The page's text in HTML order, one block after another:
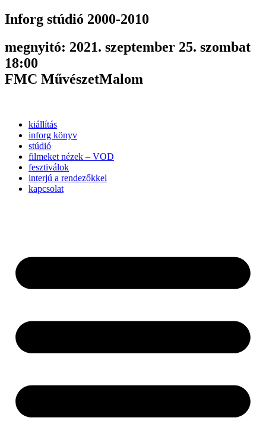
Inforg stúdió 2000-2010
megnyitó: 2021. szeptember 25. szombat
18:00
FMC MűvészetMalom
kiállítás
inforg könyv
stúdió
filmeket nézek – VOD
fesztiválok
interjú a rendezőkkel
kapcsolat